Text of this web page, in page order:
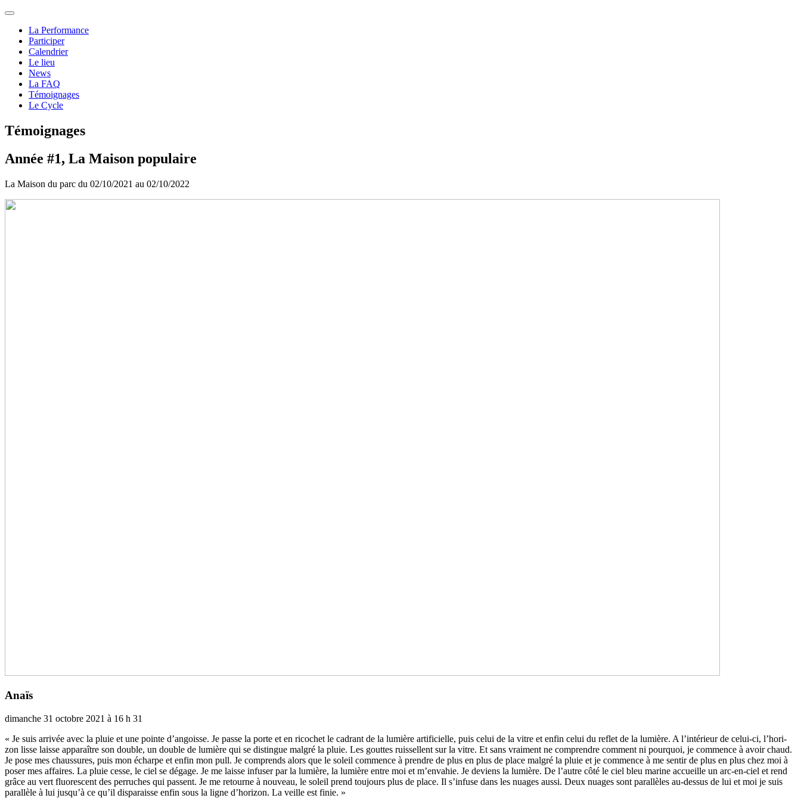
La Performance
Participer
Calendrier
Le lieu
News
La FAQ
Témoignages
Le Cycle
Témoignages
Année #1, La Maison populaire
La Maison du parc du 02/10/2021 au 02/10/2022
Anaïs
dimanche 31 octobre 2021 à 16 h 31
« Je suis arri­vée avec la pluie et une pointe d’angoisse. Je passe la porte et en rico­chet le cadrant de la lumière arti­fi­cielle, puis celui de la vitre et enfin celui du reflet de la lumière. A l’inté­rieur de celui-ci, l’hori­
zon lisse laisse appa­raî­tre son double, un double de lumière qui se dis­tin­gue malgré la pluie. Les gout­tes ruis­sel­lent sur la vitre. Et sans vrai­ment ne com­pren­dre com­ment ni pour­quoi, je com­mence à avoir chaud.
Je pose mes chaus­su­res, puis mon écharpe et enfin mon pull. Je com­prends alors que le soleil com­mence à pren­dre de plus en plus de place malgré la pluie et je com­mence à me sentir de plus en plus chez moi à
poser mes affai­res. La pluie cesse, le ciel se dégage. Je me laisse infu­ser par la lumière, la lumière entre moi et m’enva­hie. Je deviens la lumière. De l’autre côté le ciel bleu marine accueille un arc-en-ciel et rend
grâce au vert fluo­res­cent des per­ru­ches qui pas­sent. Je me retourne à nou­veau, le soleil prend tou­jours plus de place. Il s’infuse dans les nuages aussi. Deux nuages sont paral­lè­les au-dessus de lui et moi je suis
paral­lèle à lui jusqu’à ce qu’il dis­pa­raisse enfin sous la ligne d’hori­zon. La veille est finie. »